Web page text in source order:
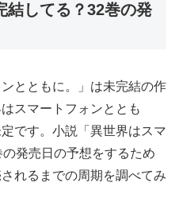
結してる？32巻の発
とともに。」は未完結の作
スマートフォンととも
です。小説「異世界はスマ
発売日の予想をするため
れるまでの周期を調べてみ